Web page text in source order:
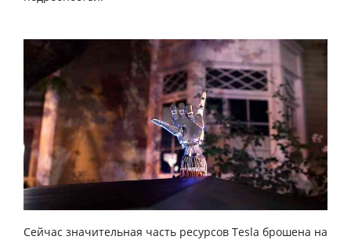
Сейчас значительная часть ресурсов Tesla брошена на